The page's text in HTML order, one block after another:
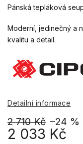
2 710 Kč –24 %
2 033 Kč
Pánská tepláková
Moderní, jedinečný a
kvalitu a detail.
Detailní informace